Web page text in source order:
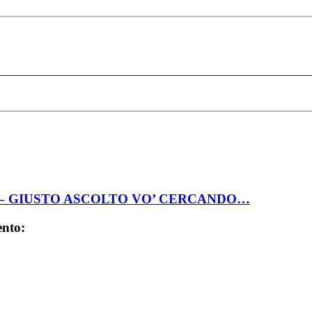
GIUSTO ASCOLTO VO’ CERCANDO…